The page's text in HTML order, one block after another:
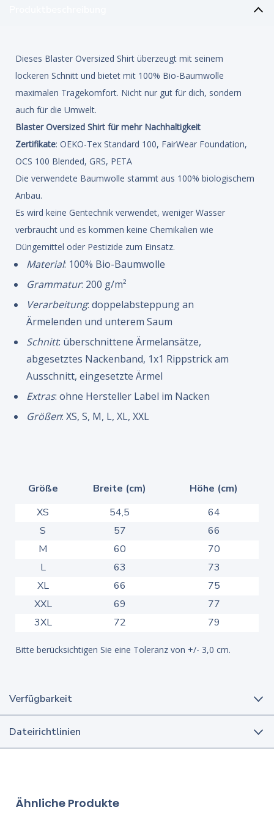
Dieses Blaster Oversized Shirt überzeugt mit seinem
lockeren Schnitt und bietet mit 100% Bio-Baumwolle
maximalen Tragekomfort. Nicht nur gut für dich, sondern
auch für die Umwelt.
Blaster Oversized Shirt für mehr Nachhaltigkeit
Zertifikate: OEKO-Tex Standard 100, FairWear Foundation,
OCS 100 Blended, GRS, PETA
Die verwendete Baumwolle stammt aus 100% biologischem
Anbau.
Es wird keine Gentechnik verwendet, weniger Wasser
verbraucht und es kommen keine Chemikalien wie
Düngemittel oder Pestizide zum Einsatz.
Material: 100% Bio-Baumwolle
Grammatur: 200 g/m²
Verarbeitung: doppelabsteppung an
Ärmelenden und unterem Saum
Schnitt: überschnittene Ärmelansätze,
abgesetztes Nackenband, 1x1 Rippstrick am
Ausschnitt, eingesetzte Ärmel
Extras: ohne Hersteller Label im Nacken
Größen: XS, S, M, L, XL, XXL
Größe Breite (cm)
Höhe (cm)
XS
54,5
64
S
57
66
M
60
70
L
63
73
XL
66
75
XXL
69
77
3XL
72 79
Bitte berücksichtigen Sie eine Toleranz von +/- 3,0 cm.
Verfügbarkeit
Dateirichtlinien
Ähnliche Produkte